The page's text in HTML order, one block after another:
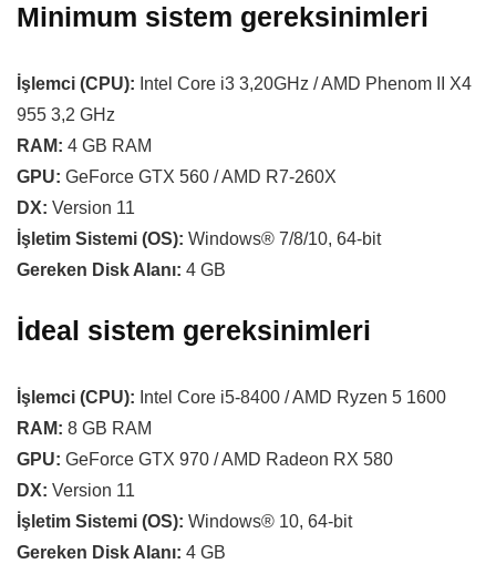
Minimum sistem gereksinimleri
İşlemci (CPU): Intel Core i3 3,20GHz / AMD Phenom II X4
955 3,2 GHz
RAM: 4 GB RAM
GPU: GeForce GTX 560 / AMD R7-260X
DX: Version 11
İşletim Sistemi (OS): Windows® 7/8/10, 64-bit
Gereken Disk Alanı: 4 GB
İdeal sistem gereksinimleri
İşlemci (CPU): Intel Core i5-8400 / AMD Ryzen 5 1600
RAM: 8 GB RAM
GPU: GeForce GTX 970 / AMD Radeon RX 580
DX: Version 11
İşletim Sistemi (OS): Windows® 10, 64-bit
Gereken Disk Alanı: 4 GB